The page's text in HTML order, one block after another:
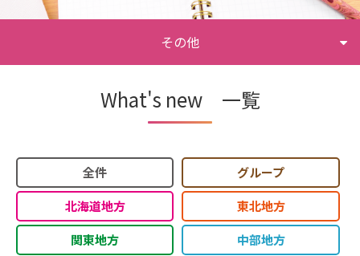
What's new 一覧
全件
グループ
北海道地方
東北地方
関東地方
中部地方
その他